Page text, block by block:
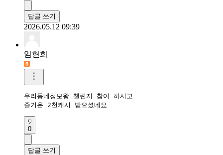
답글 쓰기
2026.05.12 09:39
임현희
우리동네정보왕 챌린지 참여 하시고
즐거운 2천캐시 받으셨네요
0
답글 쓰기